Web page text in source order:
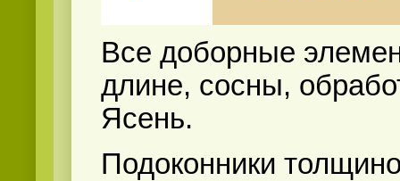
Все доборные
длине, сосны,
Ясень.
Подоконники